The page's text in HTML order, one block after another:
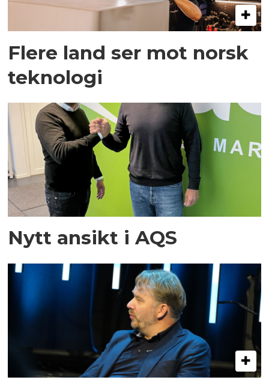
Flere land ser mot norsk
teknologi
Nytt ansikt i AQS